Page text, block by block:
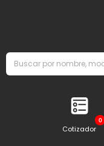
0
Cotizador